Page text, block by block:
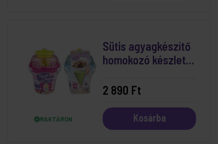
RAKTÁRON
Sütis agyagkészítő
homokozó készlet
2 890 Ft
Kosárba